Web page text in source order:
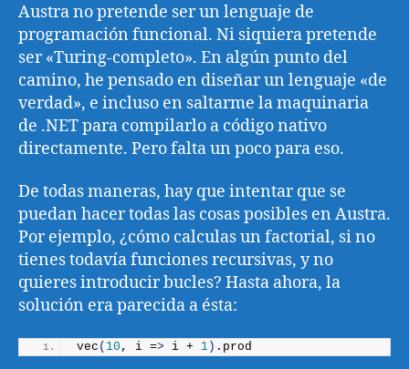
Austra no pretende ser un lenguaje de
programación funcional. Ni siquiera pretende
ser «Turing-completo». En algún punto del
camino, he pensado en diseñar un lenguaje «de
verdad», e incluso en saltarme la maquinaria
de .NET para compilarlo a código nativo
directamente. Pero falta un poco para eso.
De todas maneras, hay que intentar que se
puedan hacer todas las cosas posibles en Austra.
Por ejemplo, ¿cómo calculas un factorial, si no
tienes todavía funciones recursivas, y no
quieres introducir bucles? Hasta ahora, la
solución era parecida a ésta:
vec ( 10 , i => i + 1) . prod